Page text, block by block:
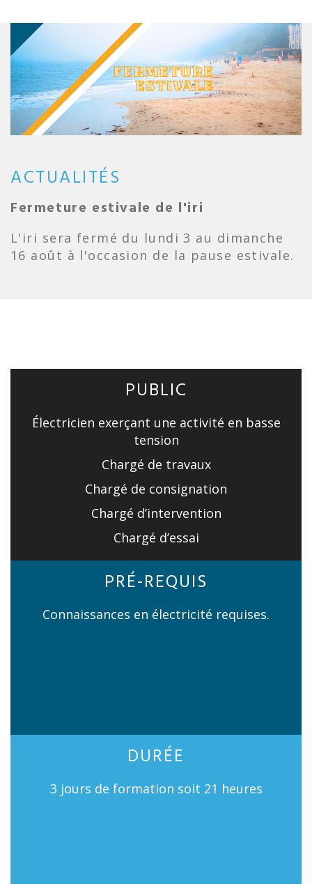
ACTUALITÉS
Fermeture estivale de l'iri
L'iri sera fermé du lundi 3 au dimanche
16 août à l'occasion de la pause estivale.
PUBLIC
Électricien exerçant une activité en basse
tension
Chargé de travaux
Chargé de consignation
Chargé d’intervention
Chargé d’essai
PRÉ-REQUIS
Connaissances en électricité requises.
DURÉE
3 jours de formation soit 21 heures